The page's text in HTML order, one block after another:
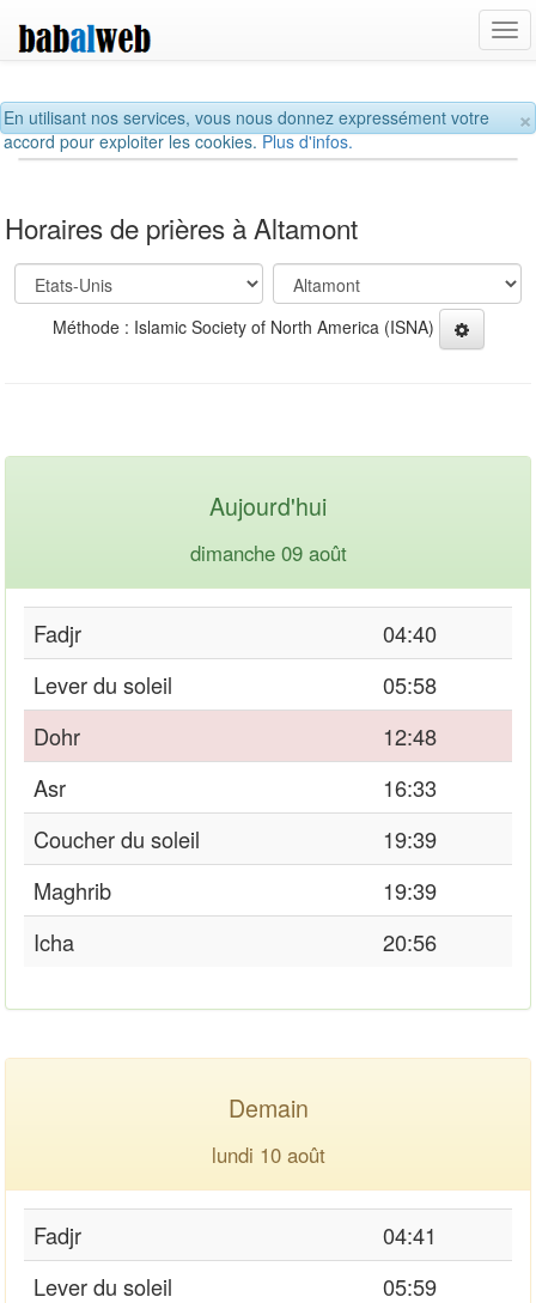
×
En utilisant nos services, vous nous donnez expressément votre
accord pour exploiter les cookies.Plus d'infos.
Horaires de prières à Altamont
Méthode : Islamic Society of North America (ISNA)
Aujourd'hui
dimanche 09 août
Fadjr
04:40
Lever du soleil
05:58
Dohr
12:48
Asr
16:33
Coucher du soleil
19:39
Maghrib
19:39
Icha
20:56
Demain
lundi 10 août
Fadjr
04:41
Lever du soleil
05:59